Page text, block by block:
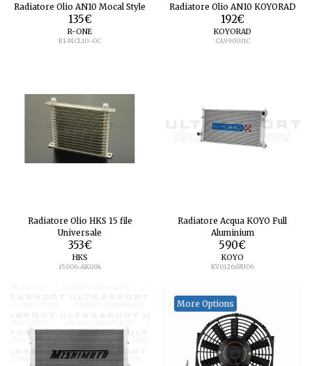
Radiatore Olio AN10 Mocal Style
135€
R-ONE
R1-MCL10-OC
Radiatore Olio AN10 KOYORAD
192€
KOYORAD
CA990031C
Radiatore Olio HKS 15 file
Universale
353€
HKS
15006-AK004
Radiatore Acqua KOYO Full
Aluminium
590€
KOYO
KV012663U06
More Options